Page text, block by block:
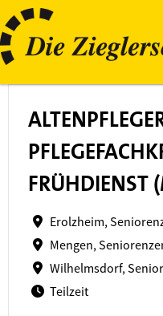
Erolzheim,
Mengen,
Wilhelmsdorf,
Teilzeit